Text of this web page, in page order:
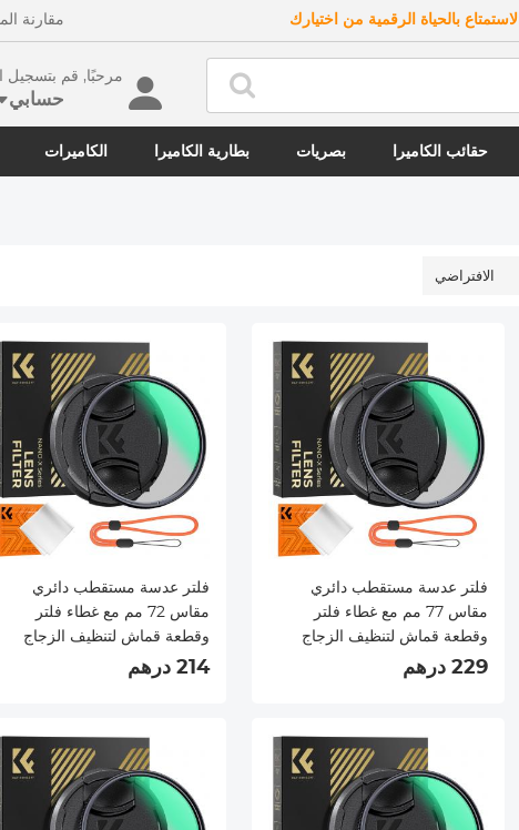
الاستمتاع بالحياة الرقمية من اختيارك مقارنة
مرحبًا, قم بتسجيل الدخو
حسابي
حقائب الكاميرا بصريات بطارية الكاميرا الكاميرات
الافتراضي
فلتر عدسة مستقطب دائري
مقاس 77 مم مع غطاء فلتر
وقطعة قماش لتنظيف الزجاج
229 درهم
فلتر عدسة مستقطب دائري
مقاس 72 مم مع غطاء فلتر
وقطعة قماش لتنظيف الزجاج
214 درهم